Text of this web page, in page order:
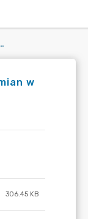
R. W SPRAWIE ZMIAN W UCHWALE NR XXXVIII 230 2000 Z DNIA 28 GRUDNIA 2000 R.
w
306.45 KB